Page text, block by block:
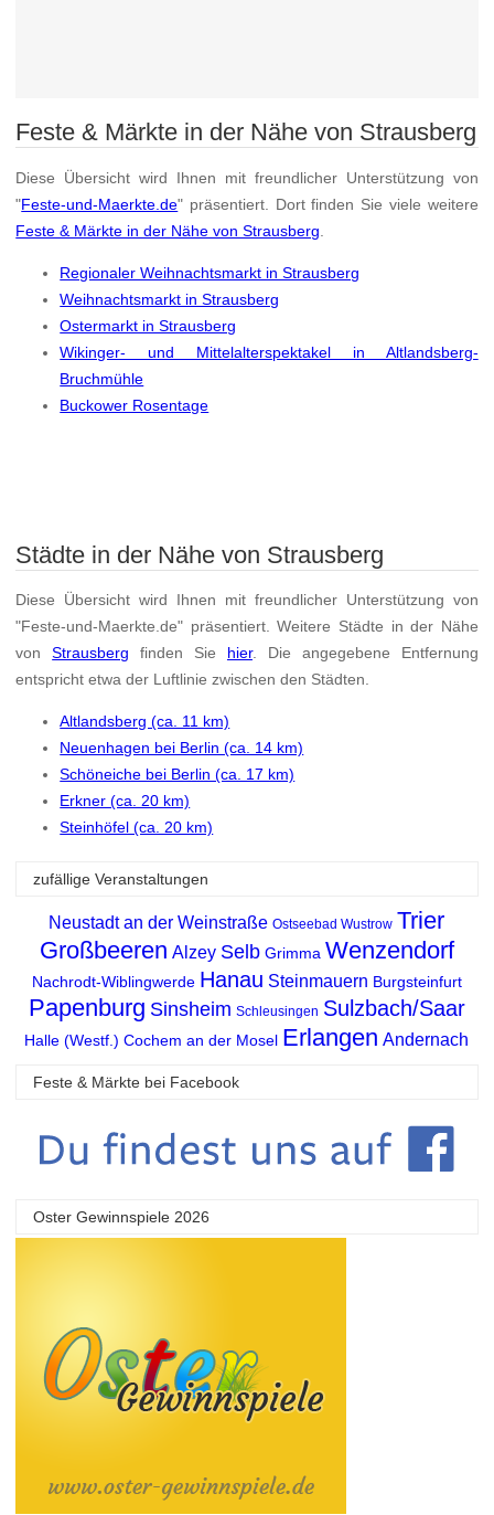
Feste & Märkte in der Nähe von Strausberg
Diese Übersicht wird Ihnen mit freundlicher Unterstützung von
"Feste-und-Maerkte.de" präsentiert. Dort finden Sie viele weitere
Feste & Märkte in der Nähe von Strausberg
Regionaler Weihnachtsmarkt in Strausberg
Weihnachtsmarkt in Strausberg
Ostermarkt in Strausberg
Wikinger- und Mittelalterspektakel in Altlandsberg-
Bruchmühle
Buckower Rosentage
Städte in der Nähe von Strausberg
Diese Übersicht wird Ihnen mit freundlicher Unterstützung von
"Feste-und-Maerkte.de" präsentiert. Weitere Städte in der Nähe
vonStrausberg finden Sie hier. Die angegebene Entfernung
entspricht etwa der Luftlinie zwischen den Städten.
Altlandsberg (ca. 11 km)
Neuenhagen bei Berlin (ca. 14 km)
Schöneiche bei Berlin (ca. 17 km)
Erkner (ca. 20 km)
Steinhöfel (ca. 20 km)
zufällige Veranstaltungen
Neustadt an der Weinstraße Ostseebad Wustrow Trier
Großbeeren Alzey Selb Grimma Wenzendorf
Nachrodt-Wiblingwerde Hanau Steinmauern Burgsteinfurt
Papenburg Sinsheim Schleusingen Sulzbach/Saar
Halle (Westf.) Cochem an der Mosel Erlangen Andernach
Feste & Märkte bei Facebook
Oster Gewinnspiele 2026